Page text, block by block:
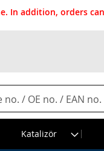
In addition, orders
Katalizör